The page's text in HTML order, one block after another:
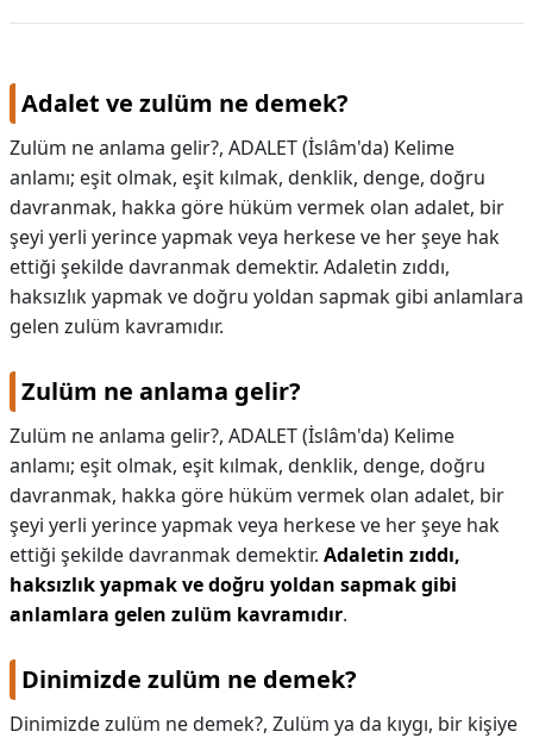
NEDİR
ALANLARI
HAMİLELİK
KAPLICALAR
İLETİŞİM
Adalet ve zulüm ne demek?
Zulüm ne anlama gelir?, ADALET (İslâm'da) Kelime
anlamı; eşit olmak, eşit kılmak, denklik, denge, doğru
davranmak, hakka göre hüküm vermek olan adalet, bir
şeyi yerli yerince yapmak veya herkese ve her şeye hak
ettiği şekilde davranmak demektir. Adaletin zıddı,
haksızlık yapmak ve doğru yoldan sapmak gibi anlamlara
gelen zulüm kavramıdır.
Zulüm ne anlama gelir?
Zulüm ne anlama gelir?, ADALET (İslâm'da) Kelime
anlamı; eşit olmak, eşit kılmak, denklik, denge, doğru
davranmak, hakka göre hüküm vermek olan adalet, bir
şeyi yerli yerince yapmak veya herkese ve her şeye hak
ettiği şekilde davranmak demektir. Adaletin zıddı,
haksızlık yapmak ve doğru yoldan sapmak gibi
anlamlara gelen zulüm kavramıdır.
Dinimizde zulüm ne demek?
Dinimizde zulüm ne demek?, Zulüm ya da kıygı, bir kişiye